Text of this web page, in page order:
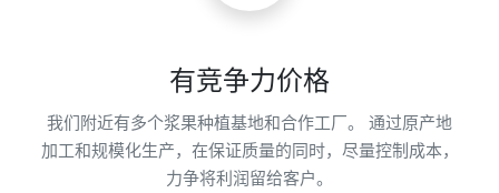
有竞争力价格
我们附近有多个浆果种植基地和合作工厂。 通过原产地
加工和规模化生产，在保证质量的同时，尽量控制成本，
力争将利润留给客户。